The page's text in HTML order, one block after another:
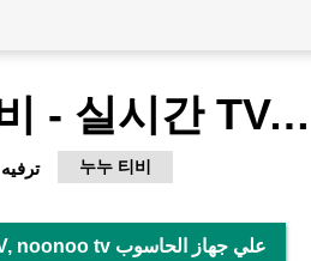
누누티비 - 실시간 TV, noonoo tv
ترفيه 누누 티비
تحميل 누누티비 - 실시간 TV, noonoo tv علي جهاز الحاسوب